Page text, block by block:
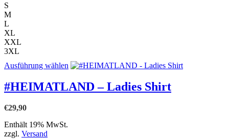
S
M
L
XL
XXL
3XL
Ausführung wählen Dieses
weist
mehrere
#HEIMATLAND – Ladies Shirt
€29,90
Enthält 19% MwSt.
zzgl. Versand